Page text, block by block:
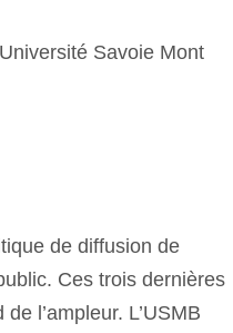
Savoie Mont
de diffusion de
Ces trois dernières
l’ampleur. L’USMB